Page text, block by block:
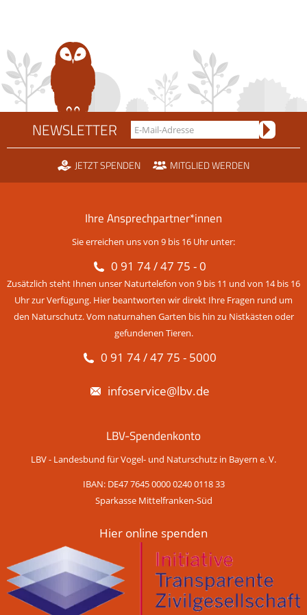
NEWSLETTER
JETZT SPENDEN MITGLIED WERDEN
Ihre Ansprechpartner*innen
Sie erreichen uns von 9 bis 16 Uhr unter:
0 91 74 / 47 75 - 0
Zusätzlich steht Ihnen unser Naturtelefon von 9 bis 11 und von 14 bis 16
Uhr zur Verfügung. Hier beantworten wir direkt Ihre Fragen rund um
den Naturschutz. Vom naturnahen Garten bis hin zu Nistkästen oder
gefundenen Tieren.
0 91 74 / 47 75 - 5000
infoservice@lbv.de
LBV-Spendenkonto
LBV - Landesbund für Vogel- und Naturschutz in Bayern e. V.
IBAN: DE47 7645 0000 0240 0118 33
Sparkasse Mittelfranken-Süd
Hier online spenden